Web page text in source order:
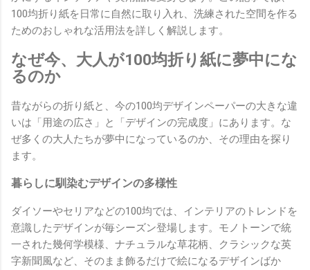
100均折り紙を日常に自然に取り入れ、洗練された空間を作る
ためのおしゃれな活用法を詳しく解説します。
なぜ今、大人が100均折り紙に夢中にな
るのか
昔ながらの折り紙と、今の100均デザインペーパーの大きな違
いは「用途の広さ」と「デザインの完成度」にあります。な
ぜ多くの大人たちが夢中になっているのか、その理由を探り
ます。
暮らしに馴染むデザインの多様性
ダイソーやセリアなどの100均では、インテリアのトレンドを
意識したデザインが毎シーズン登場します。モノトーンで統
一された幾何学模様、ナチュラルな草花柄、クラシックな英
字新聞風など、そのまま飾るだけで絵になるデザインばか